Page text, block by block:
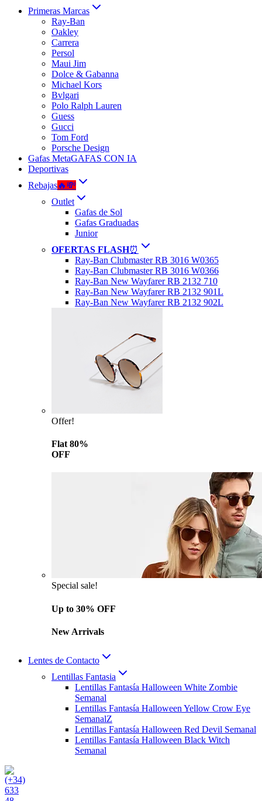
Primeras Marcas
Ray-Ban
Oakley
Carrera
Persol
Maui Jim
Dolce & Gabanna
Michael Kors
Bvlgari
Polo Ralph Lauren
Guess
Gucci
Tom Ford
Porsche Design
Gafas MetaGAFAS CON IA
Deportivas
Rebajas🔥💸
Outlet
Gafas de Sol
Gafas Graduadas
Junior
OFERTAS FLASH⏰
Ray-Ban Clubmaster RB 3016 W0365
Ray-Ban Clubmaster RB 3016 W0366
Ray-Ban New Wayfarer RB 2132 710
Ray-Ban New Wayfarer RB 2132 901L
Ray-Ban New Wayfarer RB 2132 902L
Offer!
Flat 80%
OFF
Special sale!
Up to 30% OFF
New Arrivals
Lentes de Contacto
Lentillas Fantasia
Lentillas Fantasía Halloween White Zombie
Semanal
Lentillas Fantasía Halloween Yellow Crow Eye
SemanalZ
Lentillas Fantasía Halloween Red Devil Semanal
Lentillas Fantasía Halloween Black Witch
Semanal